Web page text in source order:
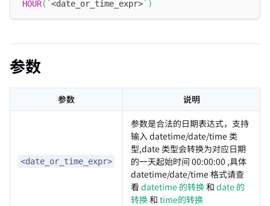
HOUR( `<date_or_time_expr>` )
参数
参数 说明
<date_or_time_expr>
参数是合法的日期表达式，支持
输入 datetime/date/time 类
型,date 类型会转换为对应日期
的一天起始时间 00:00:00 ,具体
datetime/date/time 格式请查
看 datetime 的转换和 date 的
转换和 time的转换